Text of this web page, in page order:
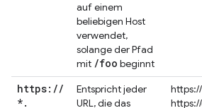
auf einem
beliebigen Host
verwendet,
solange der Pfad
mit /foo beginnt
https: //
*.
Entspricht jeder
URL, die das